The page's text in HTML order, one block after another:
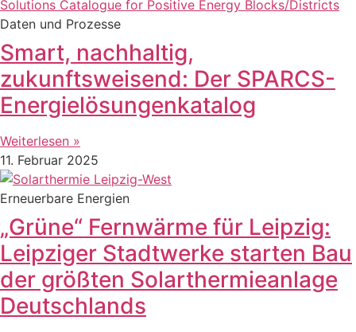
Daten und Prozesse
Smart, nachhaltig,
zukunftsweisend: Der SPARCS-
Energielösungenkatalog
Weiterlesen »
11. Februar 2025
Erneuerbare Energien
„Grüne“ Fernwärme für Leipzig:
Leipziger Stadtwerke starten Bau
der größten Solarthermieanlage
Deutschlands